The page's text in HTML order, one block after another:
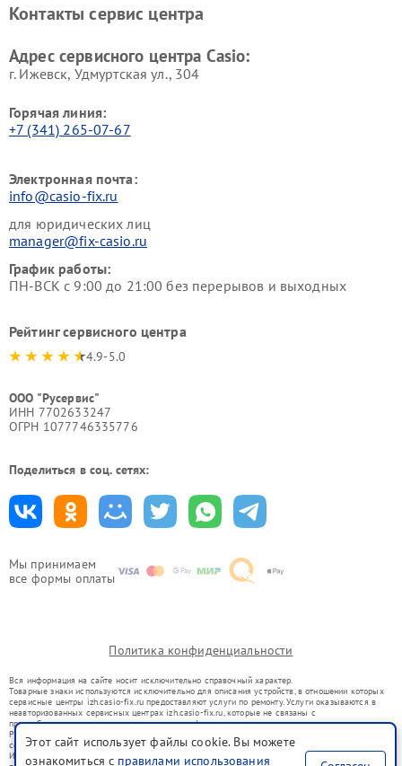
Мы принимаем
все формы оплаты
Контакты сервис центра
Адрес сервисного центра Casio:
г. Ижевск, Удмуртская ул., 304
Горячая линия:
+7 (341) 265-07-67
Электронная почта:
info@casio-fix.ru
для юридических лиц
manager@fix-casio.ru
График работы:
ПН-ВСК с 9:00 до 21:00 без перерывов и выходных
Рейтинг сервисного центра
4.9-5.0
ООО "Русервис"
ИНН 7702633247
ОГРН 1077746335776
Поделиться в соц. сетях:
Политика конфиденциальности
Вся информация на сайте носит исключительно справочный характер.
Товарные знаки используются исключительно для описания устройств, в отношении которых
сервисные центры izh.casio-fix.ru предоставляют услуги по ремонту. Услуги оказываются в
неавторизованных сервисных центрах izh.casio-fix.ru, которые не связаны с
правообладателями товарных знаков или их официальными представителями.
Ремонт осуществляется для устройств, уже введенных в гражданский оборот в соответствии
со статьей 1487 ГК РФ.
Использование товарных знаков не преследует цели индивидуализации услуг или введения
Этот сайт использует файлы cookie. Вы можете
ознакомиться с правилами использования